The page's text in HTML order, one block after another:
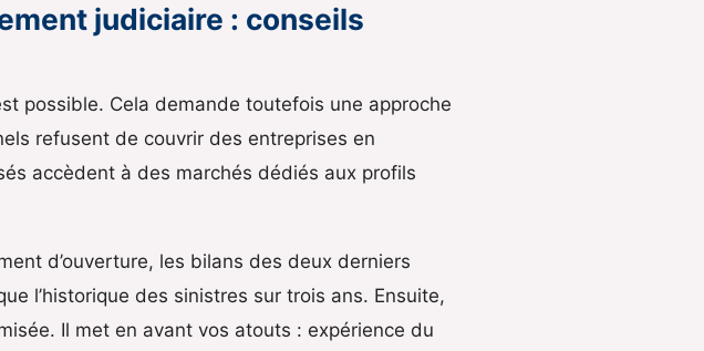
judiciaire : conseils
possible. Cela demande toutefois une approche
refusent de couvrir des entreprises en
accèdent à des marchés dédiés aux profils
d’ouverture, les bilans des deux derniers
l’historique des sinistres sur trois ans. Ensuite,
Il met en avant vos atouts : expérience du